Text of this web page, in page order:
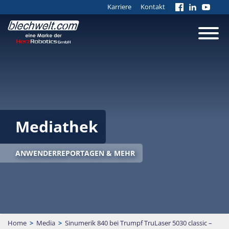
Karriere Kontakt
Mediathek
ANWENDERREPORTAGEN & MEHR
Home > Media > Sinumerik 840 bei Trumpf TruLaser 5030 classic –